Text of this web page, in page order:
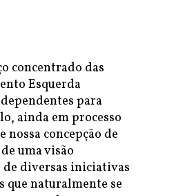
concentrado das
Esquerda
para
ainda em processo
nossa concepção de
uma visão
diversas iniciativas
que naturalmente se